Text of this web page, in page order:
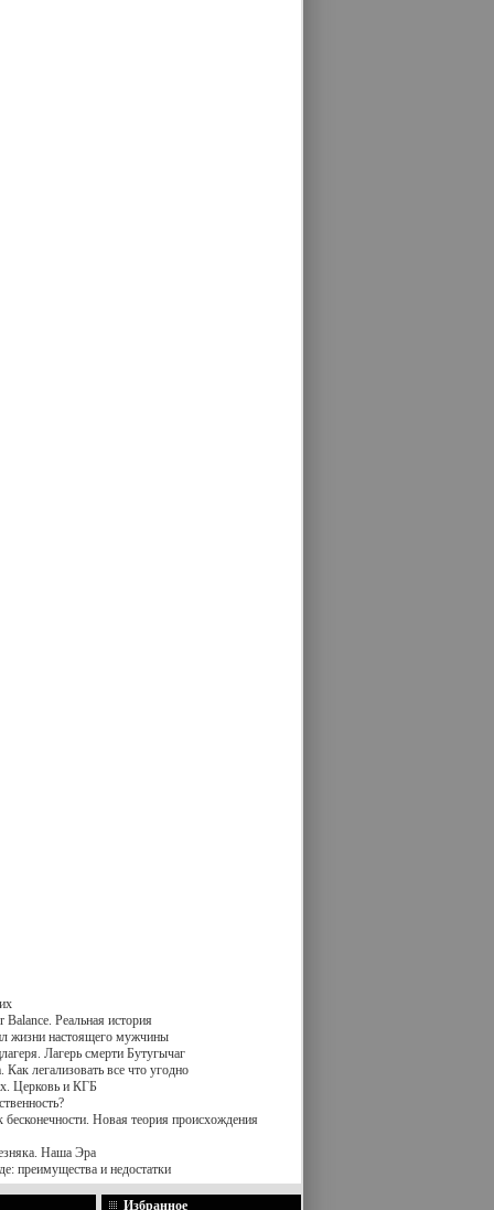
Balance. Реальная история
жизни настоящего мужчины
Лагерь смерти Бутугычаг
легализовать все что угодно
Церковь и КГБ
бесконечности. Новая теория происхождения
Наша Эра
преимущества и недостатки
Избранное